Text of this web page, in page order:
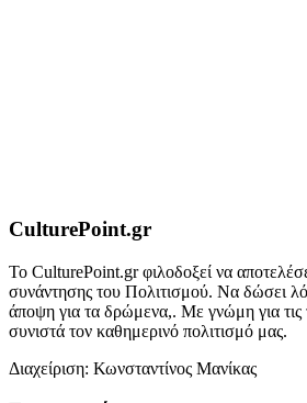
CulturePoint.gr
Το CulturePoint.gr φιλοδοξεί να
συνάντησης του Πολιτισμού. Να δώσει
άποψη για τα δρώμενα,. Με γνώμη για τις
συνιστά τον καθημερινό πολιτισμό μας.
Διαχείριση: Κωνσταντίνος Μανίκας